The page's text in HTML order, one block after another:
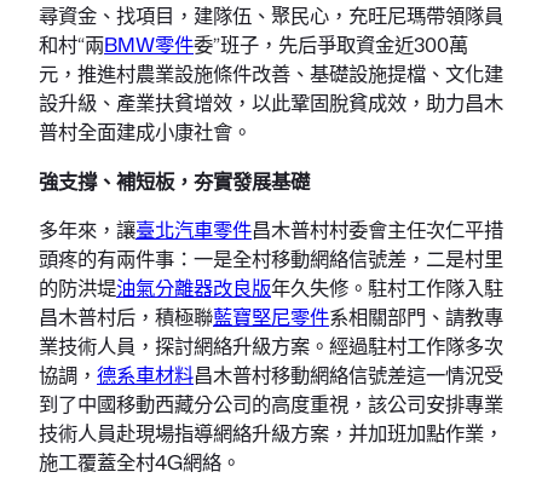
尋資金、找項目，建隊伍、聚民心，充旺尼瑪帶領隊員
和村“兩BMW零件委”班子，先后爭取資金近300萬
元，推進村農業設施條件改善、基礎設施提檔、文化建
設升級、產業扶貧增效，以此鞏固脫貧成效，助力昌木
普村全面建成小康社會。
強支撐、補短板，夯實發展基礎
多年來，讓臺北汽車零件昌木普村村委會主任次仁平措
頭疼的有兩件事：一是全村移動網絡信號差，二是村里
的防洪堤油氣分離器改良版年久失修。駐村工作隊入駐
昌木普村后，積極聯藍寶堅尼零件系相關部門、請教專
業技術人員，探討網絡升級方案。經過駐村工作隊多次
協調， 德系車材料昌木普村移動網絡信號差這一情況受
到了中國移動西藏分公司的高度重視，該公司安排專業
技術人員赴現場指導網絡升級方案，并加班加點作業，
施工覆蓋全村4G網絡。